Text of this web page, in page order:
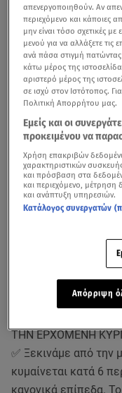
Οι υψηλές
μέχρι και την
έως 22 βαθμούς
χώρας, ενώ,
σκηνικό του καιρού
24ώρο.
Όπως αναφέρει σε
Θοδωρής Κολυδάς,
θερμοκρασίας στα
νότια θα
τονίζοτας επίσης,
τοπικά στο Αιγαίο
ΤΗΝ ΕΡΧΟΜΕΝΗ
✅ Ξεκινάμε από την
κυμαίνεται κατά 6
κανονικά επίπεδα.
απενεργοποιηθούν. Αν
περιεχόμενο και κάποιες
μην είναι τόσο σχετικές
μενού για να αλλάξετε τις
ανά πάσα στιγμή
κάτω μέρος της
αριστερό μέρος της
σε ισχύ στον Ιστότοπος.
Πολιτική Απορρήτου μας.
Εμείς και οι
προκειμένου να
Χρήση επακριβών
χαρακτηριστικών
και πρόσβαση στα
και περιεχόμενο, μέτρηση
και ανάπτυξη υπηρεσιών.
Κατάλογος συνεργατών
Απόρριψη